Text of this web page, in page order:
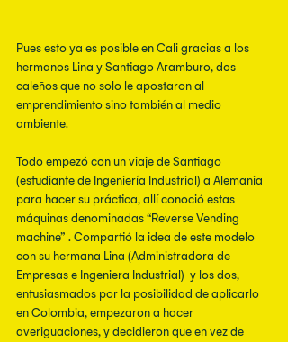
Pues esto ya es posible en Cali gracias a los
hermanos Lina y Santiago Aramburo, dos
caleños que no solo le apostaron al
emprendimiento sino también al medio
ambiente.
Todo empezó con un viaje de Santiago
(estudiante de Ingeniería Industrial) a Alemania
para hacer su práctica, allí conoció estas
máquinas denominadas “Reverse Vending
machine” . Compartió la idea de este modelo
con su hermana Lina (Administradora de
Empresas e Ingeniera Industrial)  y los dos,
entusiasmados por la posibilidad de aplicarlo
en Colombia, empezaron a hacer
averiguaciones, y decidieron que en vez de